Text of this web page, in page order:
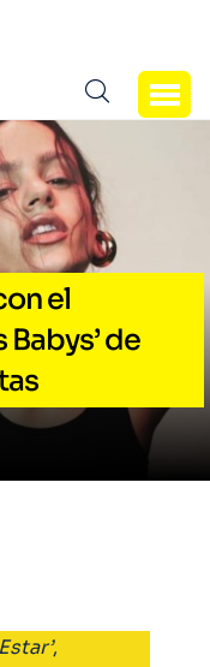
el
Babys’ de
,